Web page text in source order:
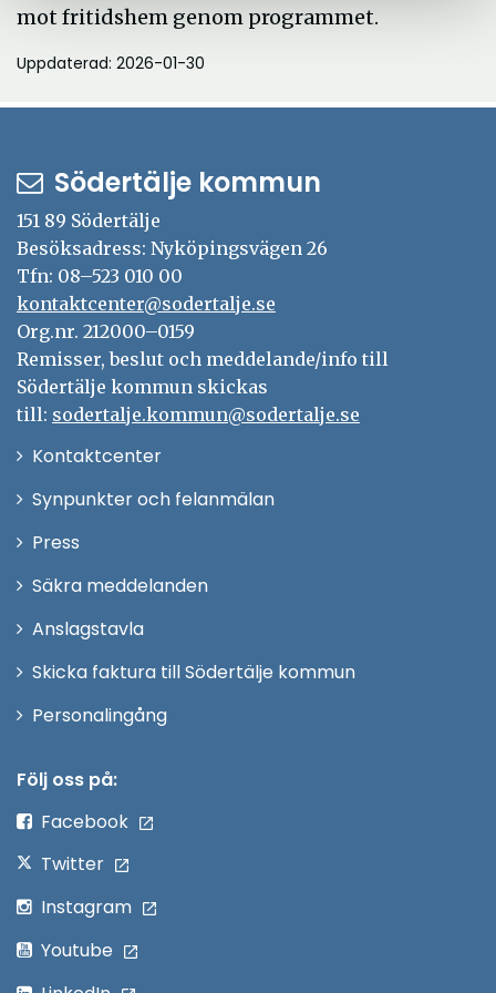
mot fritidshem genom programmet.
Uppdaterad: 2026-01-30
Södertälje kommun
151 89 Södertälje
Besöksadress: Nyköpingsvägen 26
Tfn: 08–523 010 00
kontaktcenter@sodertalje.se
Org.nr. 212000–0159
Remisser, beslut och meddelande/info till
Södertälje kommun skickas
till: sodertalje.kommun@sodertalje.se
KontaktcenterÖppna
Synpunkter och felanmälan
Press
fönster
Säkra meddelanden
Anslagstavla
Skicka faktura till Södertälje kommun
PersonalingångÖppna
Följ oss på:
Facebook
Twitter
Instagram
Youtube